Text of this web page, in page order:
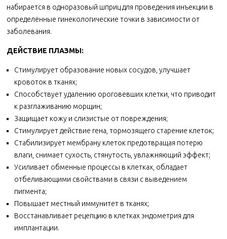
набирается в одноразовый шприц для проведения инъекции в
определённые гинекологические точки в зависимости от
заболевания.
ДЕЙСТВИЕ ПЛАЗМЫ:
Стимулирует образование новых сосудов, улучшает
кровоток в тканях;
Способствует удалению ороговевших клетки, что приводит
к разглаживанию морщин;
Защищает кожу и слизистые от повреждения;
Стимулирует действие гена, тормозящего старение клеток;
Стабилизирует мембрану клеток предотвращая потерю
влаги, снимает сухость, стянутость, увлажняющий эффект;
Усиливает обменные процессы в клетках, обладает
отбеливающими свойствами в связи с выведением
пигмента;
Повышает местный иммунитет в тканях;
Восстанавливает рецепцию в клетках эндометрия для
имплантации.